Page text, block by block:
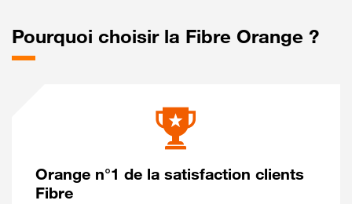
Pourquoi choisir la Fibre Orange ?
Orange n°1 de la satisfaction clients
Fibre